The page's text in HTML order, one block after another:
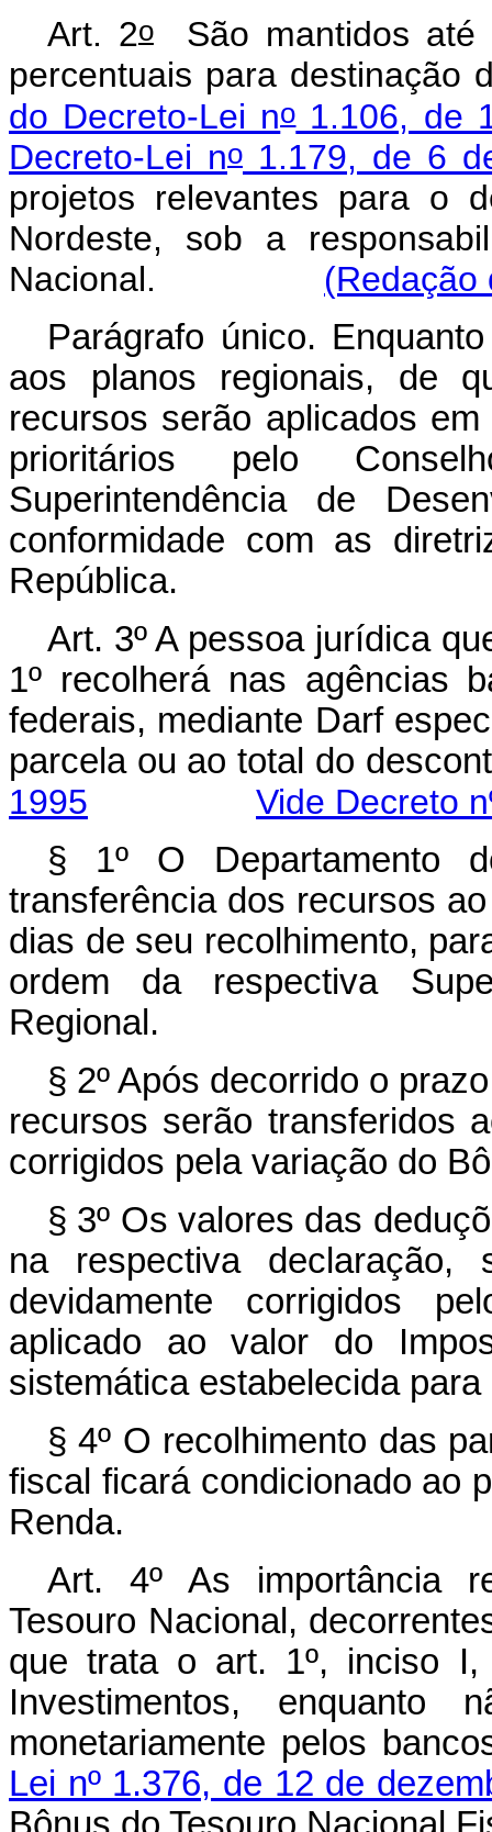
Art. 2oSão mantidos até
percentuais para
do Decreto-Lei no1.106, de
Decreto-Lei no 1.179, de 6
projetos relevantes para o
Nordeste, sob a
Nacional. (Redação
Parágrafo único.
aos planos regionais, de
recursos serão aplicados
prioritários pelo
Superintendência de
conformidade com as
República.
Art. 3º A pessoa jurídica
1º recolherá nas agências
federais, mediante Darf
parcela ou ao total do
1995
Vide Decreto
§ 1º O Departamento
transferência dos recursos
dias de seu recolhimento,
ordem da respectiva
Regional.
§ 2º Após decorrido o
recursos serão transferidos
corrigidos pela variação do
§ 3º Os valores das
na respectiva declaração,
devidamente corrigidos
aplicado ao valor do
sistemática estabelecida
§ 4º O recolhimento das
fiscal ficará condicionado ao
Renda.
Art. 4º As importância
Tesouro Nacional,
que trata o art. 1º, inciso
Investimentos, enquanto
monetariamente pelos
Lei nº 1.376, de 12 de